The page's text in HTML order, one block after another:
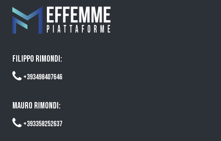
FILIPPO RIMONDI:
+393498407646
MAURO RIMONDI:
+393358252637